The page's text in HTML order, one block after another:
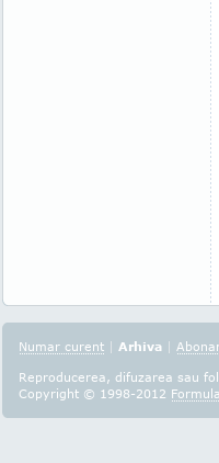
Numar curent | Arhiva |
Reproducerea, difuzarea sau
Copyright © 1998-2012